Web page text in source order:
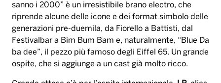
sanno i 2000” è un irresistibile brano electro, che
riprende alcune delle icone e dei format simbolo delle
generazioni pre-duemila, da Fiorello a Battisti, dal
Festivalbar a Bim Bum Bam e, naturalmente, “Blue Da
ba dee”, il pezzo più famoso degli Eiffel 65. Un grande
ospite, che si aggiunge a un cast già molto ricco.